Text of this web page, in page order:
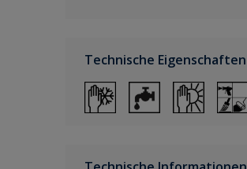
Technische Eigenschaften